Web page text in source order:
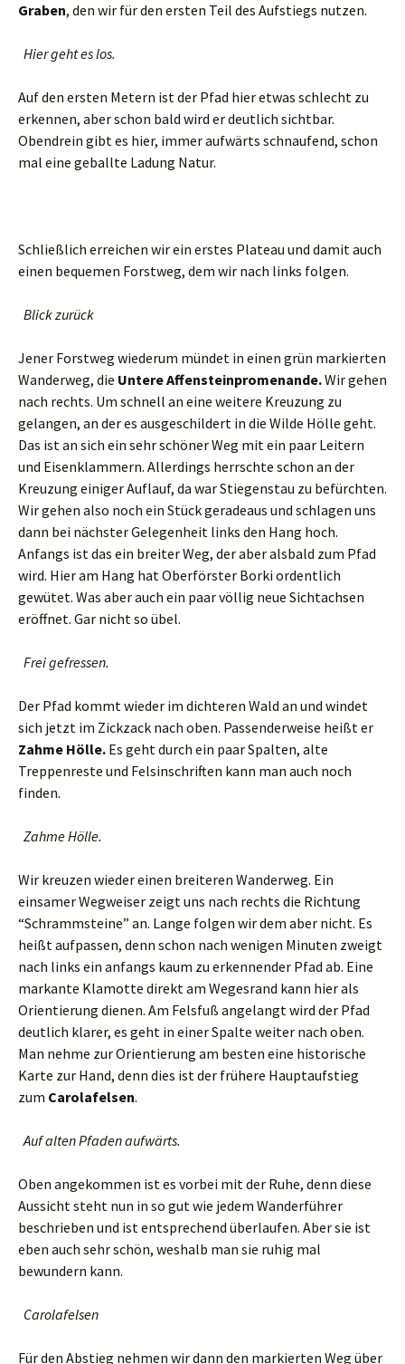
Graben, den wir für den ersten Teil des Aufstiegs nutzen.
Hier geht es los.
Auf den ersten Metern ist der Pfad hier etwas schlecht zu
erkennen, aber schon bald wird er deutlich sichtbar.
Obendrein gibt es hier, immer aufwärts schnaufend, schon
mal eine geballte Ladung Natur.
Schließlich erreichen wir ein erstes Plateau und damit auch
einen bequemen Forstweg, dem wir nach links folgen.
Blick zurück
Jener Forstweg wiederum mündet in einen grün markierten
Wanderweg, die Untere Affensteinpromenande.Wir gehen
nach rechts. Um schnell an eine weitere Kreuzung zu
gelangen, an der es ausgeschildert in die Wilde Hölle geht.
Das ist an sich ein sehr schöner Weg mit ein paar Leitern
und Eisenklammern. Allerdings herrschte schon an der
Kreuzung einiger Auflauf, da war Stiegenstau zu befürchten.
Wir gehen also noch ein Stück geradeaus und schlagen uns
dann bei nächster Gelegenheit links den Hang hoch.
Anfangs ist das ein breiter Weg, der aber alsbald zum Pfad
wird. Hier am Hang hat Oberförster Borki ordentlich
gewütet. Was aber auch ein paar völlig neue Sichtachsen
eröffnet. Gar nicht so übel.
Frei gefressen.
Der Pfad kommt wieder im dichteren Wald an und windet
sich jetzt im Zickzack nach oben. Passenderweise heißt er
Zahme Hölle. Es geht durch ein paar Spalten, alte
Treppenreste und Felsinschriften kann man auch noch
finden.
Zahme Hölle.
Wir kreuzen wieder einen breiteren Wanderweg. Ein
einsamer Wegweiser zeigt uns nach rechts die Richtung
“Schrammsteine” an. Lange folgen wir dem aber nicht. Es
heißt aufpassen, denn schon nach wenigen Minuten zweigt
nach links ein anfangs kaum zu erkennender Pfad ab. Eine
markante Klamotte direkt am Wegesrand kann hier als
Orientierung dienen. Am Felsfuß angelangt wird der Pfad
deutlich klarer, es geht in einer Spalte weiter nach oben.
Man nehme zur Orientierung am besten eine historische
Karte zur Hand, denn dies ist der frühere Hauptaufstieg
zum Carolafelsen.
Auf alten Pfaden aufwärts.
Oben angekommen ist es vorbei mit der Ruhe, denn diese
Aussicht steht nun in so gut wie jedem Wanderführer
beschrieben und ist entsprechend überlaufen. Aber sie ist
eben auch sehr schön, weshalb man sie ruhig mal
bewundern kann.
Carolafelsen
Für den Abstieg nehmen wir dann den markierten Weg über